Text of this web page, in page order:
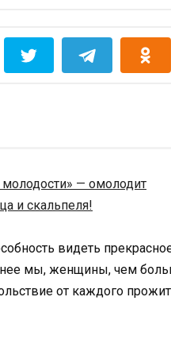
видеть
мы, женщины, чем
от каждого